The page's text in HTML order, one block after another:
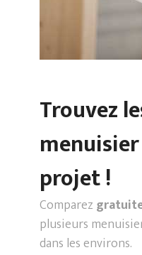
Trouvez
projet !
Comparez
plusieurs
dans les environs.